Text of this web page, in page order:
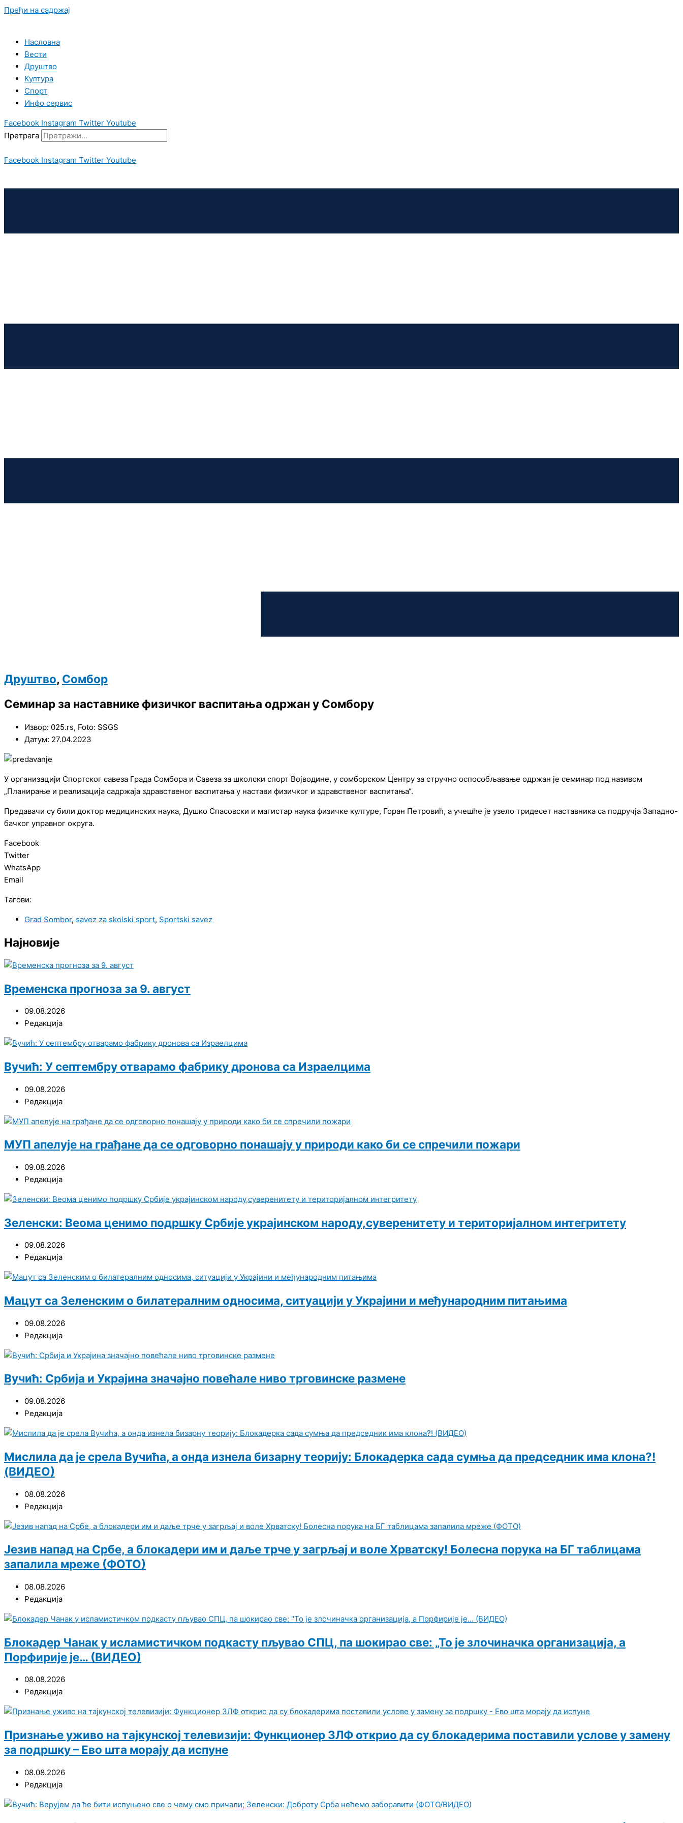
Пређи на садржај
Насловна
Вести
Друштво
Култура
Спорт
Инфо сервис
Facebook Instagram Twitter Youtube
Претрага
Facebook Instagram Twitter Youtube
Друштво, Сомбор
Семинар за наставнике физичког васпитања одржан у Сомбору
Извор: 025.rs, Foto: SSGS
Датум: 27.04.2023
У организацији Спортског савеза Града Сомбора и Савеза за школски спорт Војводине, у сомборском Центру за стручно оспособљавање одржан је семинар под називом
„Планирање и реализација садржаја здравственог васпитања у настави физичког и здравственог васпитања“.
Предавачи су били доктор медицинских наука, Душко Спасовски и магистар наука физичке културе, Горан Петровић, а учешће је узело тридесет наставника са подручја Западно-
бачког управног округа.
Facebook
Twitter
WhatsApp
Email
Тагови:
Grad Sombor, savez za skolski sport, Sportski savez
Најновије
Временска прогноза за 9. август
09.08.2026
Редакција
Вучић: У септембру отварамо фабрику дронова са Израелцима
09.08.2026
Редакција
МУП апелује на грађане да се одговорно понашају у природи како би се спречили пожари
09.08.2026
Редакција
Зеленски: Веома ценимо подршку Србије украјинском народу,суверенитету и територијалном интегритету
09.08.2026
Редакција
Мацут са Зеленским о билатералним односима, ситуацији у Украјини и међународним питањима
09.08.2026
Редакција
Вучић: Србија и Украјина значајно повећале ниво трговинске размене
09.08.2026
Редакција
Мислила да је срела Вучића, а онда изнела бизарну теорију: Блокадерка сада сумња да председник има клона?!
(ВИДЕО)
08.08.2026
Редакција
Језив напад на Србе, а блокадери им и даље трче у загрљај и воле Хрватску! Болесна порука на БГ таблицама
запалила мреже (ФОТО)
08.08.2026
Редакција
Блокадер Чанак у исламистичком подкасту пљувао СПЦ, па шокирао све: „То је злочиначка организација, а
Порфирије је… (ВИДЕО)
08.08.2026
Редакција
Признање уживо на тајкунској телевизији: Функционер ЗЛФ открио да су блокадерима поставили услове у замену
за подршку – Ево шта морају да испуне
08.08.2026
Редакција